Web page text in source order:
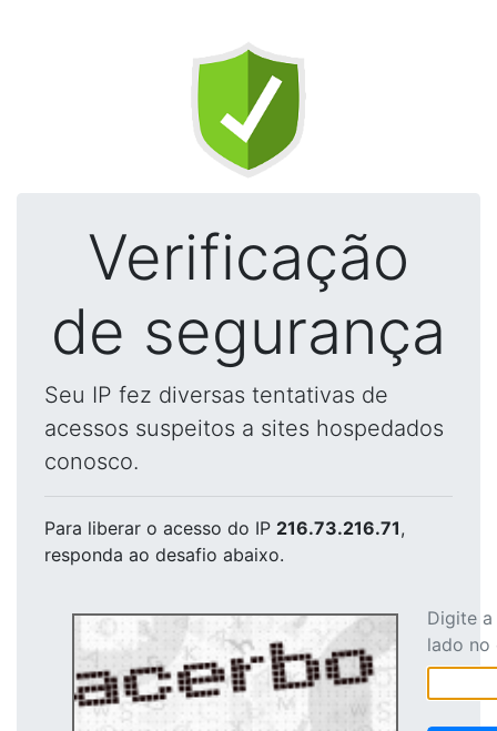
Verificação
de segurança
Seu IP fez diversas tentativas de
acessos suspeitos a sites hospedados
conosco.
Para liberar o acesso do IP 216.73.216.71,
responda ao desafio abaixo.
Digite
lado no